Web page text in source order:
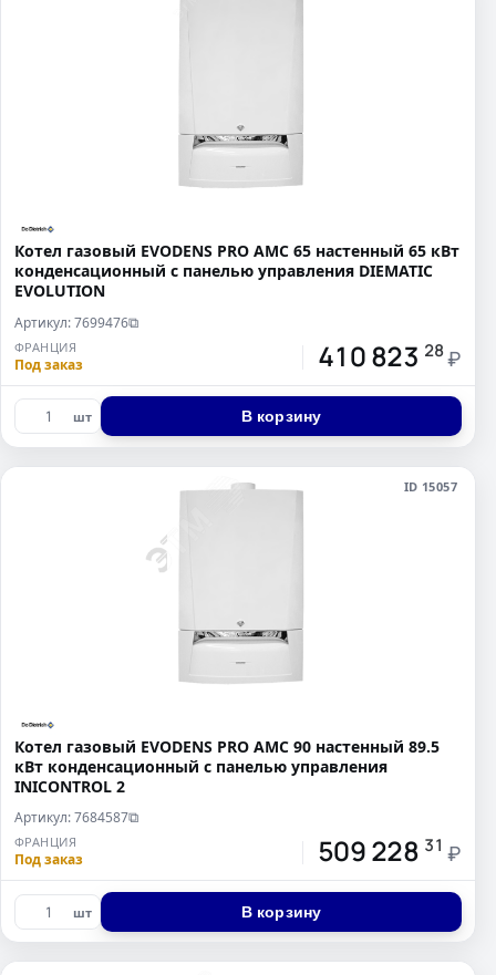
Котел газовый EVODENS PRO AMC 65 настенный 65 кВт
конденсационный c панелью управления DIEMATIC
EVOLUTION
Артикул: 7699476⧉
ФРАНЦИЯ
Под заказ 410 823 28 ₽
шт В корзину
ID 15057
Котел газовый EVODENS PRO AMC 90 настенный 89.5
кВт конденсационный c панелью управления
INICONTROL 2
Артикул: 7684587⧉
ФРАНЦИЯ
Под заказ 509 228 31 ₽
шт В корзину